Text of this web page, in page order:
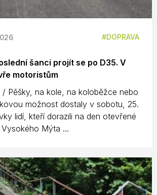
DOPRAVA
šanci projít se po D35. V
motoristům
Pěšky, na kole, na koloběžce nebo
možnost dostaly v sobotu, 25.
lidí, kteří dorazili na den otevřené
Mýta ...